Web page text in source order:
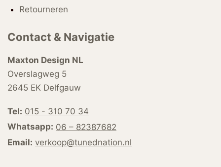
Retourneren
Contact & Navigatie
Maxton Design NL
Overslagweg 5
2645 EK Delfgauw
Tel: 015 - 310 70 34
Whatsapp: 06 – 82387682
Email: verkoop@tunednation.nl